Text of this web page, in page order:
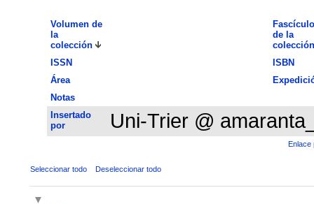
Volumen de
la
colección
Fascículo
de la
colección
ISSN
ISBN
Área
Notas
Insertado
por
Uni-Trier @
Enlace
Seleccionar todo Deseleccionar todo